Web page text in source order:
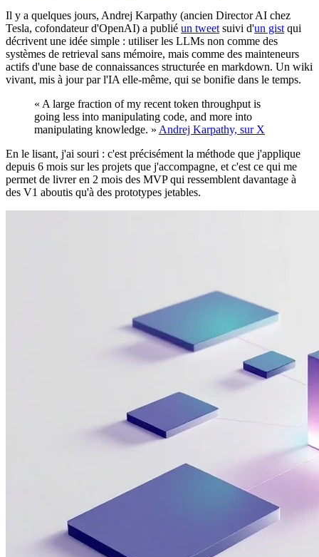
Il y a quelques jours, Andrej Karpathy (ancien Director AI chez
Tesla, cofondateur d'OpenAI) a publié un tweet suivi d'un gist qui
décrivent une idée simple : utiliser les LLMs non comme des
systèmes de retrieval sans mémoire, mais comme des mainteneurs
actifs d'une base de connaissances structurée en markdown. Un wiki
vivant, mis à jour par l'IA elle-même, qui se bonifie dans le temps.
« A large fraction of my recent token throughput is
going less into manipulating code, and more into
manipulating knowledge. » Andrej Karpathy, sur X
En le lisant, j'ai souri : c'est précisément la méthode que j'applique
depuis 6 mois sur les projets que j'accompagne, et c'est ce qui me
permet de livrer en 2 mois des MVP qui ressemblent davantage à
des V1 aboutis qu'à des prototypes jetables.